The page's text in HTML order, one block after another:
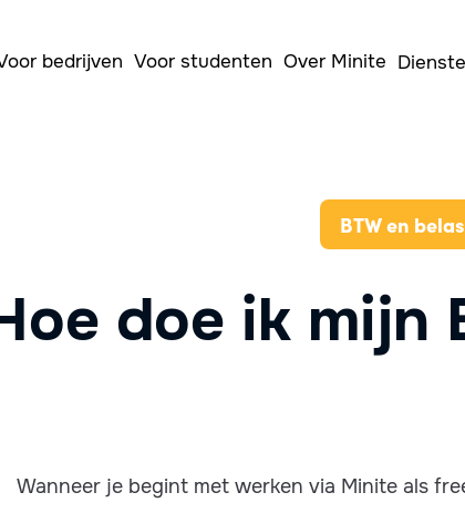
bedrijven Voor studenten Over Minite
BTW en
doe ik mijn
Wanneer je begint met werken via Minite als